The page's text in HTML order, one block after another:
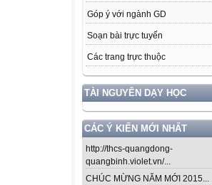
Góp ý với ngành GD
Soạn bài trực tuyến
Các trang trực thuộc
TÀI NGUYÊN DẠY HỌC
CÁC Ý KIẾN MỚI NHẤT
http://thcs-quangdong-
quangbinh.violet.vn/...
CHÚC MỪNG NĂM MỚI 2015...